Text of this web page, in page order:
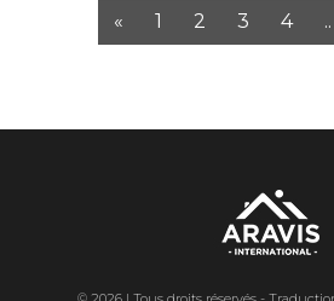
« 1 2 3 4 ..